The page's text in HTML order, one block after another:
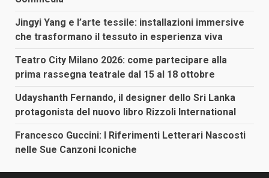
Jingyi Yang e l’arte tessile: installazioni immersive
che trasformano il tessuto in esperienza viva
Teatro City Milano 2026: come partecipare alla
prima rassegna teatrale dal 15 al 18 ottobre
Udayshanth Fernando, il designer dello Sri Lanka
protagonista del nuovo libro Rizzoli International
Francesco Guccini: I Riferimenti Letterari Nascosti
nelle Sue Canzoni Iconiche